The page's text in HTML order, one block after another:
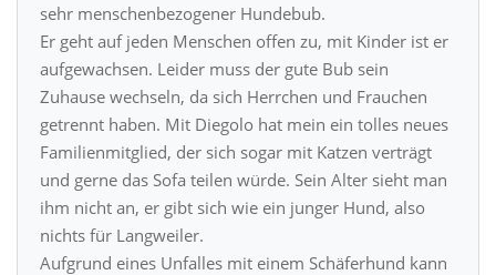
sehr menschenbezogener Hundebub.
Er geht auf jeden Menschen offen zu, mit Kinder ist er
aufgewachsen. Leider muss der gute Bub sein
Zuhause wechseln, da sich Herrchen und Frauchen
getrennt haben. Mit Diegolo hat mein ein tolles neues
Familienmitglied, der sich sogar mit Katzen verträgt
und gerne das Sofa teilen würde. Sein Alter sieht man
ihm nicht an, er gibt sich wie ein junger Hund, also
nichts für Langweiler.
Aufgrund eines Unfalles mit einem Schäferhund kann